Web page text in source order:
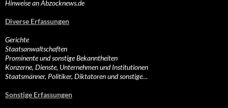
Hinweise an Abzocknews.de
Diverse Erfassungen
Gerichte
Staatsanwaltschaften
Prominente und sonstige Bekanntheiten
Konzerne, Dienste, Unternehmen und Institutionen
Staatsmänner, Politiker, Diktatoren und sonstige…
Sonstige Erfassungen